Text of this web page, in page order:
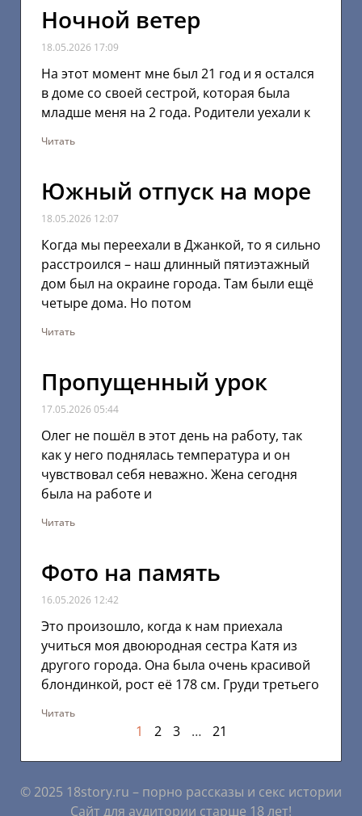
Ночной ветер
18.05.2026 17:09
На этот момент мне был 21 год и я остался
в доме со своей сестрой, которая была
младше меня на 2 года. Родители уехали к
Читать
Южный отпуск на море
18.05.2026 12:07
Когда мы переехали в Джанкой, то я сильно
расстроился – наш длинный пятиэтажный
дом был на окраине города. Там были ещё
четыре дома. Но потом
Читать
Пропущенный урок
17.05.2026 05:44
Олег не пошёл в этот день на работу, так
как у него поднялась температура и он
чувствовал себя неважно. Жена сегодня
была на работе и
Читать
Фото на память
16.05.2026 12:42
Это произошло, когда к нам приехала
учиться моя двоюродная сестра Катя из
другого города. Она была очень красивой
блондинкой, рост её 178 см. Груди третьего
Читать
1 2 3 … 21
© 2025 18story.ru – порно рассказы и секс истории
Сайт для аудитории старше 18 лет!